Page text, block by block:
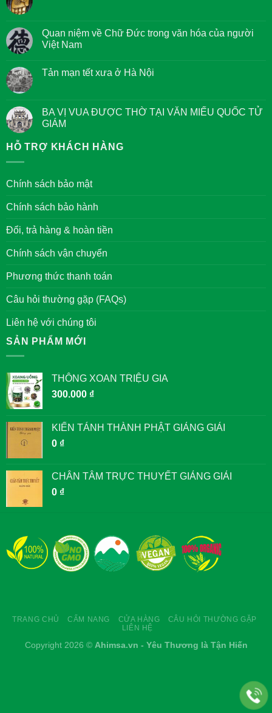
luận
ở
Kinh
Giác
Ngộ
Đại
Nhân
Quan niệm về Chữ Đức trong văn hóa của người
Việt Nam
bình
về
Chữ
Đức
văn
hóa
Nam
Tản mạn tết xưa ở Hà Nội
luận
ở
Tản
xưa
BA VỊ VUA ĐƯỢC THỜ TẠI VĂN MIẾU QUỐC TỬ
GIÁM
có
bình
VỊ
THỜ
MIẾU
GIÁM
HỖ TRỢ KHÁCH HÀNG
Chính sách bảo mật
Chính sách bảo hành
Đổi, trả hàng & hoàn tiền
Chính sách vận chuyển
Phương thức thanh toán
Câu hỏi thường gặp (FAQs)
Liên hệ với chúng tôi
SẢN PHẨM MỚI
THÔNG XOAN TRIỆU GIA
300.000 ₫
KIẾN TÁNH THÀNH PHẬT GIẢNG GIẢI
0 ₫
CHÂN TÂM TRỰC THUYẾT GIẢNG GIẢI
0 ₫
TRANG CHỦ CẨM NANG CỬA HÀNG
CÂU HỎI THƯỜNG GẶP
LIÊN HỆ
Copyright 2026 © Ahimsa.vn - Yêu Thương là Tận Hiến